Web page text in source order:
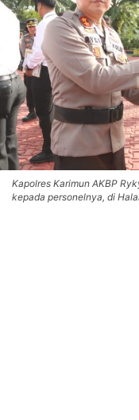
Kapolres Karimun AKBP
kepada personelnya, di